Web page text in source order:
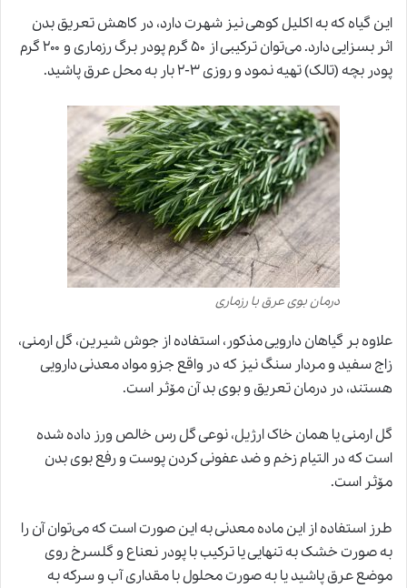
این گیاه که به اکلیل کوهی نیز شهرت دارد، در کاهش تعریق بدن
اثر بسزایی دارد. می‌توان ترکیبی از ۵۰ گرم پودر برگ رزماری و ۲۰۰ گرم
پودر بچه (تالک) تهیه نمود و روزی ۳-۲ بار به محل عرق پاشید.
درمان بوی عرق با رزماری
علاوه بر گیاهان دارویی مذکور، استفاده از جوش شیرین، گل ارمنی،
زاج سفید و مردار سنگ نیز که در واقع جزو مواد معدنی دارویی
هستند، در درمان تعریق و بوی بد آن مۆثر است.
گل ارمنی یا همان خاک ارژیل، نوعی گل رس خالص ورز داده شده
است که در التیام زخم و ضد عفونی کردن پوست و رفع بوی بدن
مۆثر است.
طرز استفاده از این ماده معدنی به این صورت است که می‌توان آن را
به صورت خشک به تنهایی یا ترکیب با پودر نعناع و گلسرخ روی
موضع عرق پاشید یا به صورت محلول با مقداری آب و سرکه به